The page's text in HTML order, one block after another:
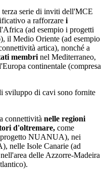
serie di inviti dell'MCE
a rafforzare i
(ad esempio i progetti
il Medio Oriente (ad esempio
artica), nonché a
membri nel Mediterraneo,
continentale (compresa
sviluppo di cavi sono fornite
connettività nelle regioni
d'oltremare, come
progetto NUANUA), nei
nelle Isole Canarie (ad
delle Azzorre-Madeira